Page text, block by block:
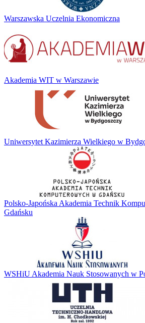
Warszawska Uczelnia Ekonomiczna
Akademia WIT w Warszawie
Uniwersytet Kazimierza Wielkiego w
Polsko-Japońska Akademia Technik
Gdańsku
WSHiU Akademia Nauk Stosowanych w